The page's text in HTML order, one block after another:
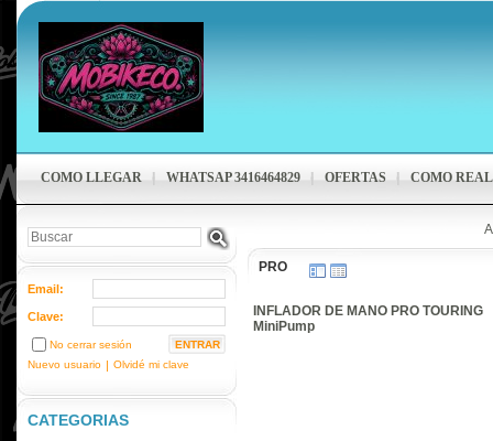
COMO LLEGAR WHATSAP 3416464829 OFERTAS COMO
Email:
Clave:
No cerrar sesión
Nuevo usuario | Olvidé mi clave
CATEGORIAS
PRO
INFLADOR DE MANO PRO TOURING
MiniPump